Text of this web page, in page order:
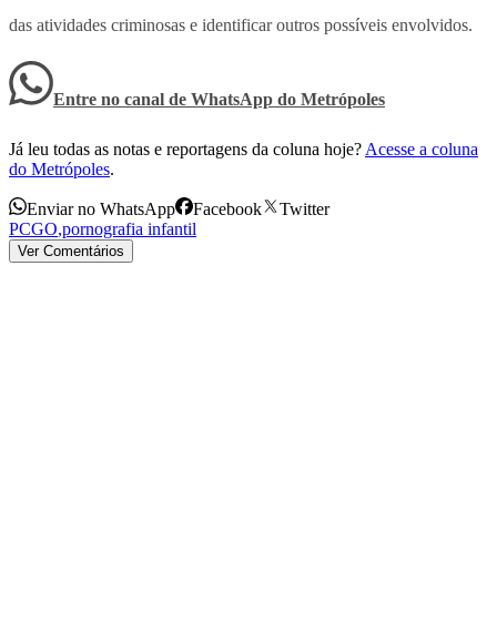
das atividades criminosas e identificar outros possíveis envolvidos.
Entre no canal de WhatsApp do Metrópoles
Já leu todas as notas e reportagens da coluna hoje? Acesse a coluna
do Metrópoles.
Enviar no WhatsApp Facebook
Twitter
PCGO,pornografia infantil
Ver Comentários